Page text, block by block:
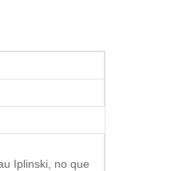
Iplinski, no que